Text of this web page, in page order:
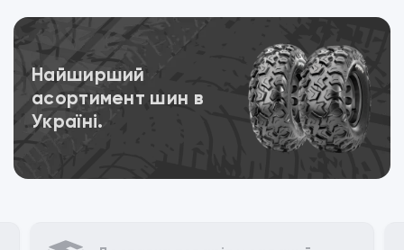
Найширший
асортимент шин в
Україні.
Переглянути